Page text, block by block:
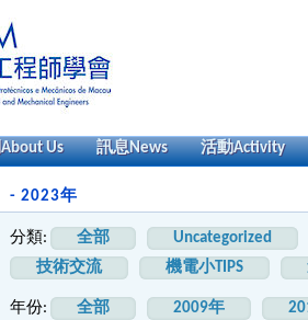
About Us 訊息News 活動Activity
- 2023年
分類: 全部 Uncategorized
技術交流
機電小TIPS
年份: 全部 2009年